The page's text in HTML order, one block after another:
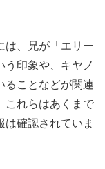
は、兄が「エリー
う印象や、キヤノ
ることなどが関連
これらはあくまで
確認されていま